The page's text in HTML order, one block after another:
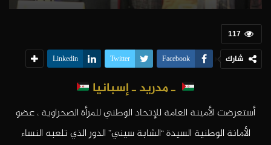
117
شارك Facebook
Twitter
Linkedin
ـ مدريدـ إسبانيا
أستعرضت الأمينة العامة للإتحاد الوطني للمرأة الصحراوية ، عضو
الأمانة الوطنية السيدة “الشابة سيني” الدور الذي تلعبه النساء